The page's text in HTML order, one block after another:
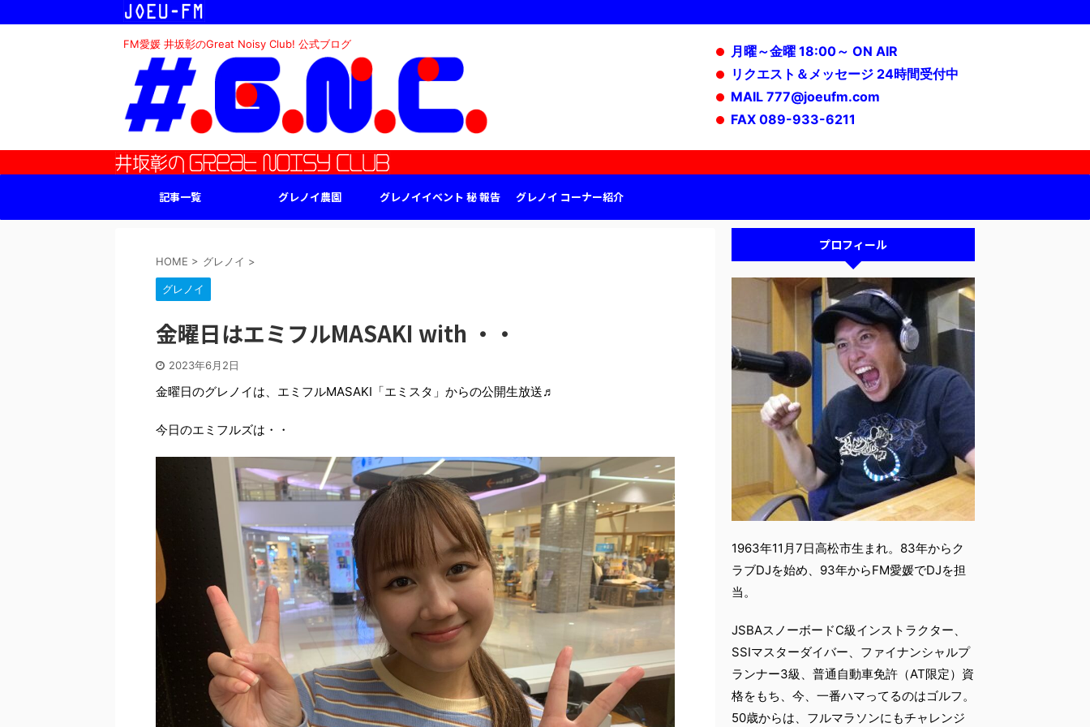
FM愛媛 井坂彰のGreat Noisy Club! 公式ブログ
月曜～金曜 18:00～ ON AIR
リクエスト＆メッセージ 24時間受付中
MAIL 777@joeufm.com
FAX 089-933-6211
記事一覧 グレノイ農園 グレノイイベント 秘 報告 グレノイ コーナー紹介
HOME > グレノイ >
グレノイ
金曜日はエミフルMASAKI with ・・
2023年6月2日
金曜日のグレノイは、エミフルMASAKI「エミスタ」からの公開生放送♬
今日のエミフルズは・・
プロフィール
1963年11月7日高松市生まれ。83年からク
ラブDJを始め、93年からFM愛媛でDJを担
当。
JSBAスノーボードC級インストラクター、
SSIマスターダイバー、ファイナンシャルプ
ランナー3級、普通自動車免許（AT限定）資
格をもち、今、一番ハマってるのはゴルフ。
50歳からは、フルマラソンにもチャレンジ